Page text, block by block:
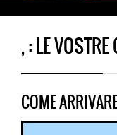
, : LE VOSTRE
COME